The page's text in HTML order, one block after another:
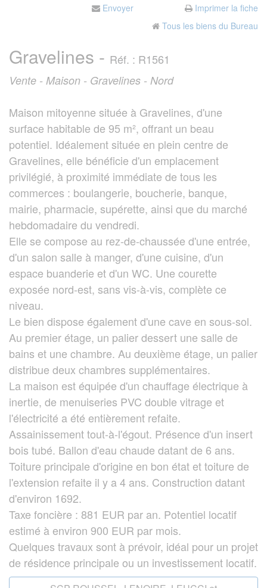
Envoyer
Imprimer la fiche
Tous les biens du Bureau
Gravelines - Réf. : R1561
Vente - Maison - Gravelines - Nord
Maison mitoyenne située à Gravelines, d'une
surface habitable de 95 m², offrant un beau
potentiel. Idéalement située en plein centre de
Gravelines, elle bénéficie d'un emplacement
privilégié, à proximité immédiate de tous les
commerces : boulangerie, boucherie, banque,
mairie, pharmacie, supérette, ainsi que du marché
hebdomadaire du vendredi.
Elle se compose au rez-de-chaussée d'une entrée,
d'un salon salle à manger, d'une cuisine, d'un
espace buanderie et d'un WC. Une courette
exposée nord-est, sans vis-à-vis, complète ce
niveau.
Le bien dispose également d'une cave en sous-sol.
Au premier étage, un palier dessert une salle de
bains et une chambre. Au deuxième étage, un palier
distribue deux chambres supplémentaires.
La maison est équipée d'un chauffage électrique à
inertie, de menuiseries PVC double vitrage et
l'électricité a été entièrement refaite.
Assainissement tout-à-l'égout. Présence d'un insert
bois tubé. Ballon d'eau chaude datant de 6 ans.
Toiture principale d'origine en bon état et toiture de
l'extension refaite il y a 4 ans. Construction datant
d'environ 1692.
Taxe foncière : 881 EUR par an. Potentiel locatif
estimé à environ 900 EUR par mois.
Quelques travaux sont à prévoir, idéal pour un projet
de résidence principale ou un investissement locatif.